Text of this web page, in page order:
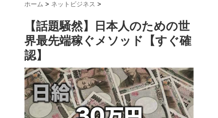
ホーム > ネットビジネス >
【話題騒然】日本人のための世
界最先端稼ぐメソッド【すぐ確
認】